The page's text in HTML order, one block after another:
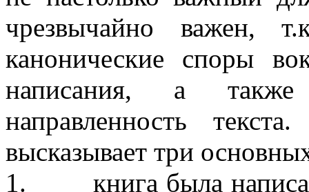
чрезвычайно важен,
канонические споры
написания, а также
направленность
высказывает три
1. книга была